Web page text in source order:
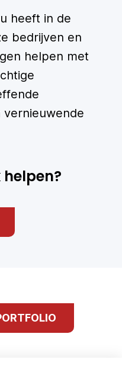
heeft in de
bedrijven en
helpen met
vernieuwende
helpen?